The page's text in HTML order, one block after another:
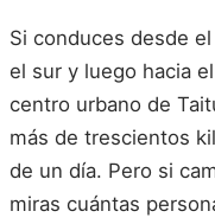
Si conduces desde
el sur y luego hacia
centro urbano de
más de trescientos
de un día. Pero si
miras cuántas